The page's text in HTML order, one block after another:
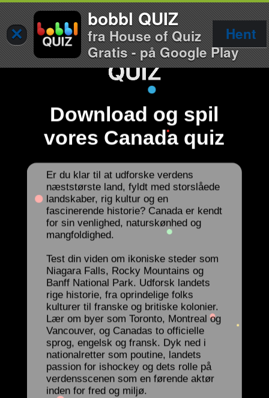
×
bobbl QUIZ
fra House of Quiz
Gratis - på Google Play
Hent
Download og spil
vores Canada quiz
Er du klar til at udforske verdens
næststørste land, fyldt med storslåede
landskaber, rig kultur og en
fascinerende historie? Canada er kendt
for sin venlighed, naturskønhed og
mangfoldighed.
Test din viden om ikoniske steder som
Niagara Falls, Rocky Mountains og
Banff National Park. Udforsk landets
rige historie, fra oprindelige folks
kulturer til franske og britiske kolonier.
Lær om byer som Toronto, Montreal og
Vancouver, og Canadas to officielle
sprog, engelsk og fransk. Dyk ned i
nationalretter som poutine, landets
passion for ishockey og dets rolle på
verdensscenen som en førende aktør
inden for fred og miljø.